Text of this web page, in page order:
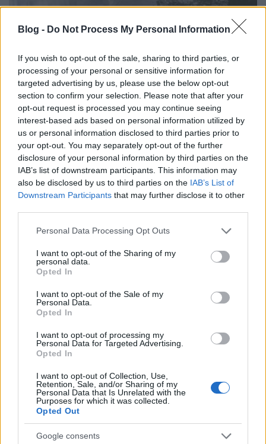
Blog - Do Not Process My Personal Information
If you wish to opt-out of the sale, sharing to third parties, or
processing of your personal or sensitive information for
targeted advertising by us, please use the below opt-out
section to confirm your selection. Please note that after your
opt-out request is processed you may continue seeing
interest-based ads based on personal information utilized by
us or personal information disclosed to third parties prior to
your opt-out. You may separately opt-out of the further
disclosure of your personal information by third parties on the
IAB’s list of downstream participants. This information may
also be disclosed by us to third parties on the IAB’s List of
Downstream Participants that may further disclose it to other
Please note that this website/app uses one or more Google
not limited to your visit or usage behaviour. You may click to
grant or deny consent to Google and its third-party tags to
use your data for below specified purposes in below Google
consent section.
Personal Data Processing Opt Outs
I want to opt-out of the Sharing of my
personal data.
Opted In
I want to opt-out of the Sale of my
Personal Data.
Opted In
I want to opt-out of processing my
Personal Data for Targeted Advertising.
Opted In
I want to opt-out of Collection, Use,
Retention, Sale, and/or Sharing of my
Personal Data that Is Unrelated with the
Purposes for which it was collected.
Opted Out
Google consents
A statisztikák elszomorítóak: az Egyesült Királyság
folyóinak, patakjainak csak tizennégy százaléka
tiszta, az ország vizeinek minősége az egyik
legrosszabb Európában. Ezek az adatok semmi jót
nem ígérnek az állatvilágnak, és a vízi környezetben
tevékeny emberek számára is komoly veszélyt
jelentenek.
„Nem tudjuk, hol végzi a vizeinkbe kerülő műanyagok
nagy része. Reméljük, hogy a robothal és jövőbeli
utódai jelentik a jó irányba megtett első lépéseket, és
esetleg segítenek kontrollálni a műanyagok okozta
szennyezés problémáját”– magyarázza az egyetemen
A tervezéshez ingyen hozzáférhető, bárhonnan
letölthető nyílt forrású fájlokat használtak. A
nyomtatás Prusa Mini+ FDM printerrel, 0,4
milliméteres fúvókával történt. Szándékosan
döntöttek könnyen elérhető fájlok és olcsó nyomtató
mellett, mert azt szeretnék, hogy mások is
elkészíthessék a robothalat.
A mikroműanyagokat „csapdába ejtő” printelt
kopoltyúlapokból hozták össze. A printelést
időnként abbahagyták, hogy nejlon rácshálót
tegyenek a rétegek közé. Miután elkészültek,
letesztelték, és a „hal” sikeres volt: több
mikroműanyagot gyűjtött össze.